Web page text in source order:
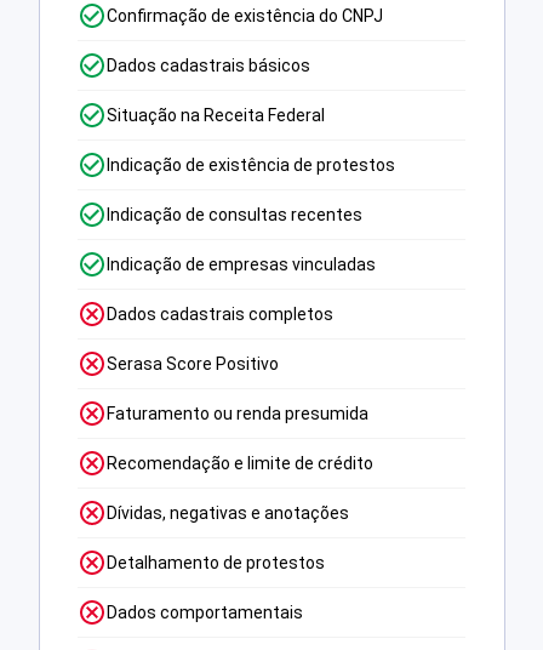
Confirmação de existência do CNPJ
Dados cadastrais básicos
Situação na Receita Federal
Indicação de existência de protestos
Indicação de consultas recentes
Indicação de empresas vinculadas
Dados cadastrais completos
Serasa Score Positivo
Faturamento ou renda presumida
Recomendação e limite de crédito
Dívidas, negativas e anotações
Detalhamento de protestos
Dados comportamentais